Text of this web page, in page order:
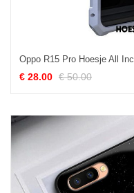
€ 28.00 € 50.00